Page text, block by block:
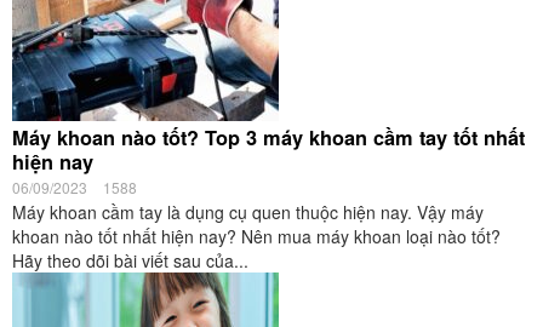
Máy khoan nào tốt? Top 3 máy khoan cầm tay tốt nhất
hiện nay
06/09/2023 1588
Máy khoan cầm tay là dụng cụ quen thuộc hiện nay. Vậy máy
khoan nào tốt nhất hiện nay? Nên mua máy khoan loại nào tốt?
Hãy theo dõi bài viết sau của...